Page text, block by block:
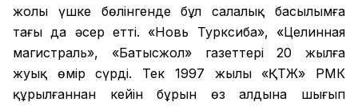
жолы үшке бөлінгенде бұл салалық басылымға
тағы да әсер етті. «Новь Турксиба», «Целинная
магистраль», «Батысжол» газеттері 20 жылға
жуық өмір сүрді. Тек 1997 жылы «ҚТЖ» РМК
құрылғаннан кейін бұрын өз алдына шығып